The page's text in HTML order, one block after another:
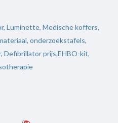
, Luminette, Medische koffers,
onderzoekstafels,
, Defibrillator prijs,EHBO-kit,